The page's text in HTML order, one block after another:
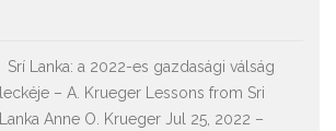
Srí Lanka: a 2022-es gazdasági válság
leckéje – A. Krueger Lessons from Sri
Lanka Anne O. Krueger Jul 25, 2022 –